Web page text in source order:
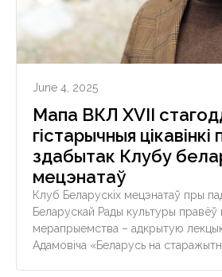
June 4, 2025
Мапа ВКЛ ХVII
гістарычныя цікавінкі
здабытак Клубу
мецэнатаў
Клуб Беларускіх мецэнатаў пры
Беларускай Рады культуры правёў
мерапрыемства – адкрытую
Адамовіча «Беларусь на